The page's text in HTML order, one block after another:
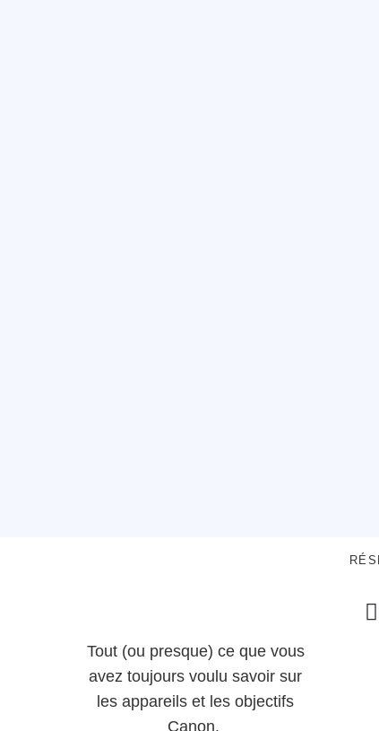
Tout (ou presque) ce que vous
avez toujours voulu savoir sur
les appareils et les objectifs
Canon.